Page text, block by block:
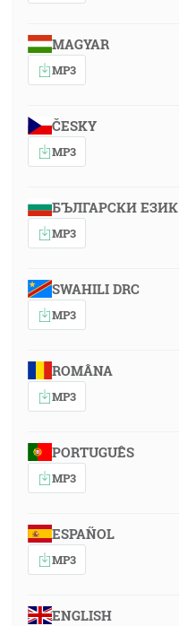
MAGYAR
MP3
ČESKY
MP3
БЪЛГАРСКИ ЕЗИК
MP3
SWAHILI DRC
MP3
ROMÂNA
MP3
PORTUGUÊS
MP3
ESPAÑOL
MP3
ENGLISH